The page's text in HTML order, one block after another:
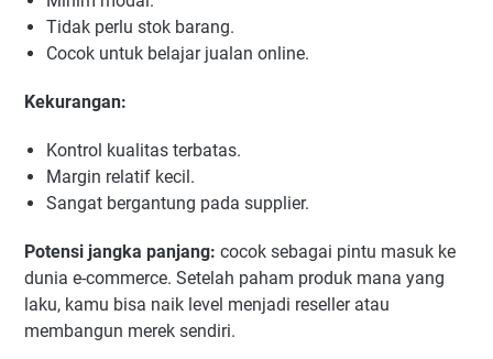
Tidak perlu stok barang.
Cocok untuk belajar jualan online.
Kekurangan:
Kontrol kualitas terbatas.
Margin relatif kecil.
Sangat bergantung pada supplier.
Potensi jangka panjang: cocok sebagai pintu masuk ke
dunia e-commerce. Setelah paham produk mana yang
laku, kamu bisa naik level menjadi reseller atau
membangun merek sendiri.